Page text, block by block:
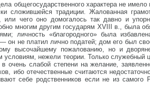
общегосударственного характера не
сложившейся традиции. Жалованная
чего оно домогалось так давно и
многим другим государям XVIII в., была
личность «благородного» была
не платил лично податей; дом его был
высочайшему пожалованию, но и
условиям, нежели теории. Только служебный
очень слабой степени на желание,
ибо отечественные считаются
себе родственников если не из самого